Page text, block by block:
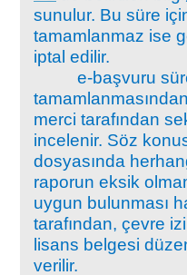
sunulur. Bu süre
tamamlanmaz ise
iptal edilir.
e-başvuru
merci tarafından
incelenir. Söz
dosyasında
raporun eksik
uygun bulunması
tarafından, çevre
lisans belgesi
verilir.